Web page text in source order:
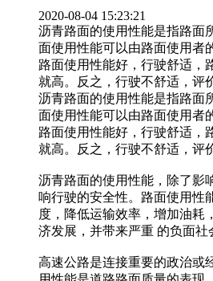
2020-08-04 15:23:21
沥青路面的使用性能是指路面
面使用性能可以由路面使用者
路面使用性能好，行驶舒适，
就高。反之，行驶不舒适，评
沥青路面的使用性能是指路面
面使用性能可以由路面使用者
路面使用性能好，行驶舒适，
就高。反之，行驶不舒适，评
沥青路面的使用性能，除了影
响行驶的安全性。路面使用性
度，降低运输效率，增加油耗
济发展，并带来严重 的负面社
高速公路是连接重要的政治或